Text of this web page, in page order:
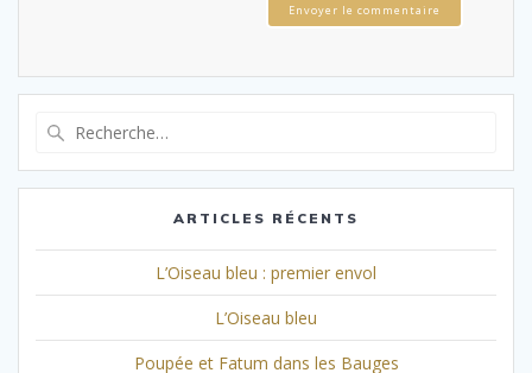
Envoyer le commentaire
:
ARTICLES RÉCENTS
L’Oiseau bleu : premier envol
L’Oiseau bleu
Poupée et Fatum dans les Bauges